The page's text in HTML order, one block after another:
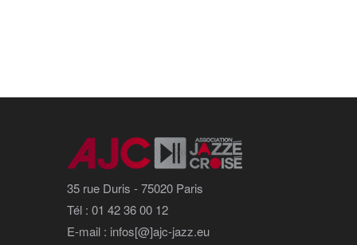
35 rue Duris - 75020 Paris
Tél : 01 42 36 00 12
E-mail : infos[@]ajc-jazz.eu